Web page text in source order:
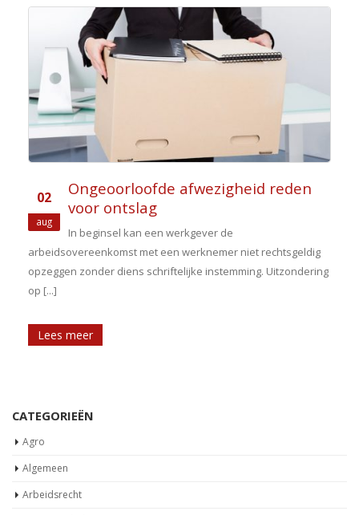
02
aug
Ongeoorloofde afwezigheid reden
voor ontslag
In beginsel kan een werkgever de
arbeidsovereenkomst met een werknemer niet rechtsgeldig
opzeggen zonder diens schriftelijke instemming. Uitzondering
op [...]
Lees meer
CATEGORIEËN
Agro
Algemeen
Arbeidsrecht